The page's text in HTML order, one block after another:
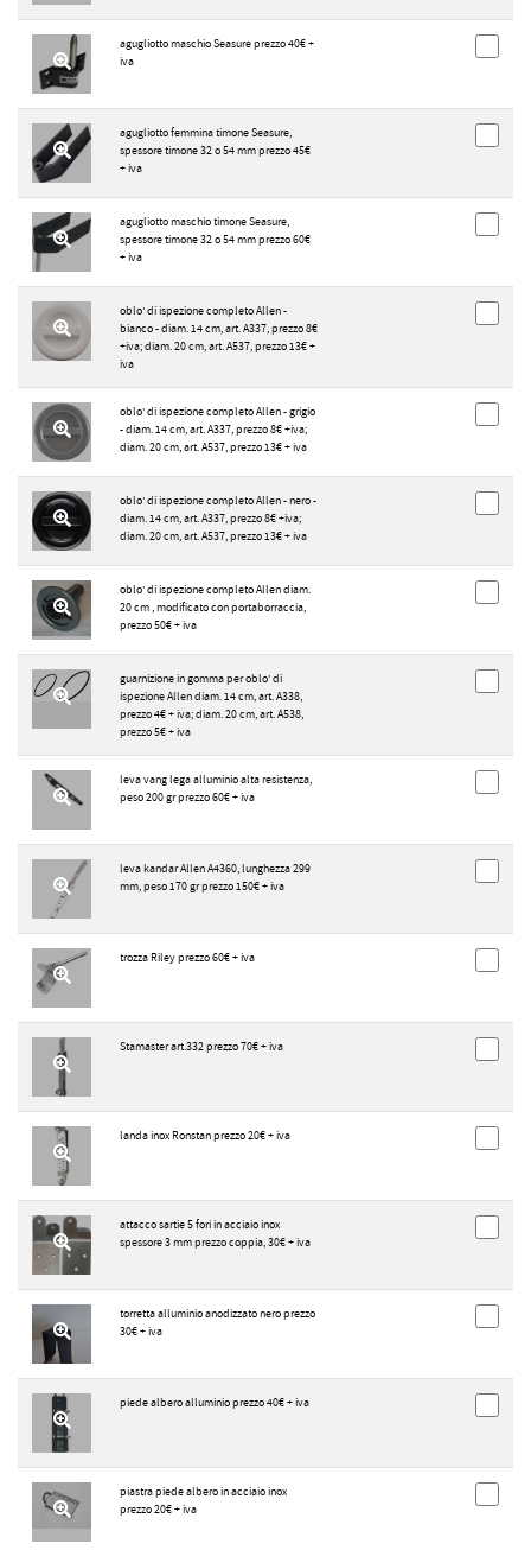
agugliotto maschio Seasure prezzo 40€ +
iva
agugliotto femmina timone Seasure,
spessore timone 32 o 54 mm prezzo 45€
+ iva
agugliotto maschio timone Seasure,
spessore timone 32 o 54 mm prezzo 60€
+ iva
oblo' di ispezione completo Allen -
bianco - diam. 14 cm, art. A337, prezzo 8€
+iva; diam. 20 cm, art. A537, prezzo 13€ +
iva
oblo' di ispezione completo Allen - grigio
- diam. 14 cm, art. A337, prezzo 8€ +iva;
diam. 20 cm, art. A537, prezzo 13€ + iva
oblo' di ispezione completo Allen - nero -
diam. 14 cm, art. A337, prezzo 8€ +iva;
diam. 20 cm, art. A537, prezzo 13€ + iva
oblo' di ispezione completo Allen diam.
20 cm , modificato con portaborraccia,
prezzo 50€ + iva
guarnizione in gomma per oblo' di
ispezione Allen diam. 14 cm, art. A338,
prezzo 4€ + iva; diam. 20 cm, art. A538,
prezzo 5€ + iva
leva vang lega alluminio alta resistenza,
peso 200 gr prezzo 60€ + iva
leva kandar Allen A4360, lunghezza 299
mm, peso 170 gr prezzo 150€ + iva
trozza Riley prezzo 60€ + iva
Stamaster art.332 prezzo 70€ + iva
landa inox Ronstan prezzo 20€ + iva
attacco sartie 5 fori in acciaio inox
spessore 3 mm prezzo coppia, 30€ + iva
torretta alluminio anodizzato nero prezzo
30€ + iva
piede albero alluminio prezzo 40€ + iva
piastra piede albero in acciaio inox
prezzo 20€ + iva